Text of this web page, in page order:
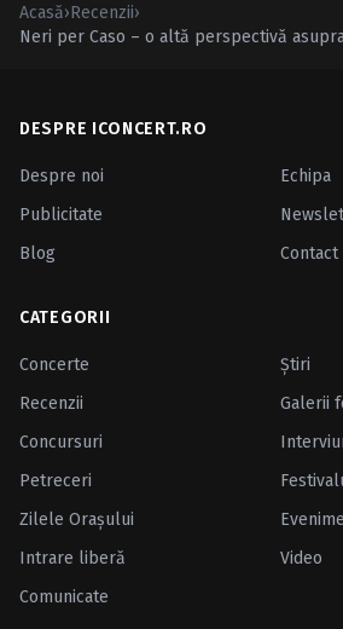
Acasă›Recenzii›
Neri per Caso – o altă perspectivă
DESPRE ICONCERT.RO
Despre noi
Echipa
Publicitate
Blog
Contact
CATEGORII
Concerte
Ştiri
Recenzii
Galerii
Concursuri
Petreceri
Zilele Oraşului
Intrare liberă
Video
Comunicate